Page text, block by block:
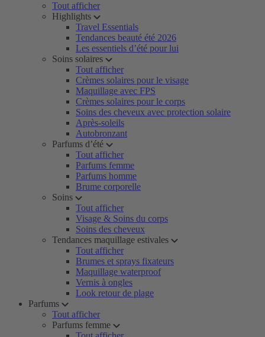
Tout afficher
Highlights
Travel Essentials
Tendances beauté été 2026
Les essentiels d’été pour lui
Soins solaires
Tout afficher
Crèmes solaires pour le visage
Maquillage avec FPS
Crèmes solaires pour le corps
Soins des cheveux avec protection solaire
Après-soleils
Autobronzant
Parfums d’été
Tout afficher
Parfums femme
Parfums homme
Brume corporelle
Soins
Tout afficher
Visage & Soins du corps
Soins des cheveux
Tendances maquillage estivales
Tout afficher
Brumes et sprays fixateurs
Maquillage waterproof
Vernis à ongles
Look retour de plage
Parfums
Tout afficher
Parfums femme